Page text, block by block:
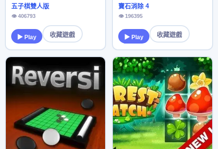
五子棋雙人版
👁 406793
▶ Play 收藏遊戲
寶石消除 4
👁 196395
▶ Play 收藏遊戲